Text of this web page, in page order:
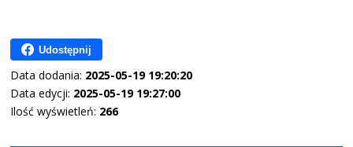
Udostępnij
Data dodania: 2025-05-19 19:20:20
Data edycji: 2025-05-19 19:27:00
Ilość wyświetleń: 266